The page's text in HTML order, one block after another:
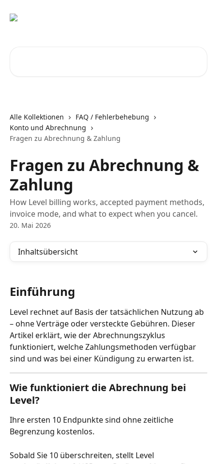
Alle Kollektionen
FAQ / Fehlerbehebung
Konto und Abrechnung
Fragen zu Abrechnung & Zahlung
Fragen zu Abrechnung &
Zahlung
How Level billing works, accepted payment methods,
invoice mode, and what to expect when you cancel.
20. Mai 2026
Inhaltsübersicht
Einführung
Level rechnet auf Basis der tatsächlichen Nutzung ab
– ohne Verträge oder versteckte Gebühren. Dieser
Artikel erklärt, wie der Abrechnungszyklus
funktioniert, welche Zahlungsmethoden verfügbar
sind und was bei einer Kündigung zu erwarten ist.
Wie funktioniert die Abrechnung bei
Level?
Ihre ersten 10 Endpunkte sind ohne zeitliche
Begrenzung kostenlos.
Sobald Sie 10 überschreiten, stellt Level